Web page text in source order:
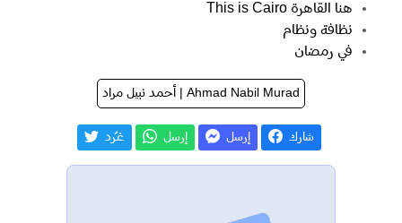
هنا القاهرة This is Cairo
نظافة ونظام
في رمضان
Ahmad Nabil Murad | أحمد نبيل مراد
شارك إرسل إرسل غـّرد